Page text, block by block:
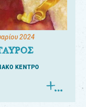
2024
ΚΕΝΤΡΟ